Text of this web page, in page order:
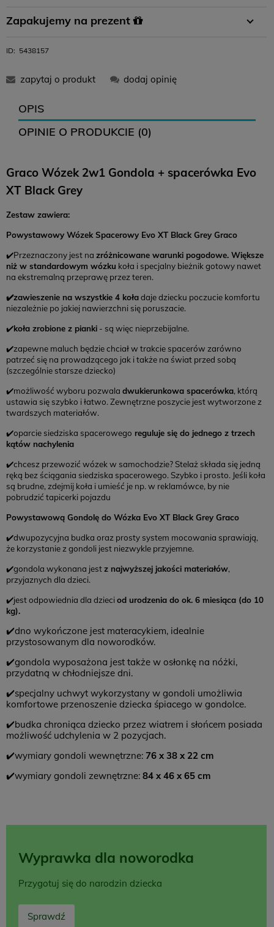
Płatność za
12,99 zł
14,99 zł 18,99 zł 0 zł
Koszt zwrotu: 12,99 (paczkomat)
Brak konieczności drukowania listu przewozowego
Zapakujemy na prezent
ID: 5438157
zapytaj o produkt dodaj opinię
OPIS
OPINIE O PRODUKCIE (0)
Graco Wózek 2w1 Gondola + spacerówka Evo
XT Black Grey
Zestaw zawiera:
Powystawowy Wózek Spacerowy Evo XT Black Grey Graco
✔️Przeznaczony jest na zróżnicowane warunki pogodowe. Większe
niż w standardowym wózku koła i specjalny bieżnik gotowy nawet
na ekstremalną przeprawę przez teren.
✔️zawieszenie na wszystkie 4 koładaje dziecku poczucie komfortu
niezależnie po jakiej nawierzchni się poruszacie.
✔️koła zrobione z pianki - są więc nieprzebijalne.
✔️zapewne maluch będzie chciał w trakcie spacerów zarówno
patrzeć się na prowadzącego jak i także na świat przed sobą
(szczególnie starsze dziecko)
✔️możliwość wyboru pozwala dwukierunkowa spacerówka, którą
ustawia się szybko i łatwo. Zewnętrzne poszycie jest wytworzone z
twardszych materiałów.
✔️oparcie siedziska spacerowego reguluje się do jednego z trzech
kątów nachylenia
✔️chcesz przewozić wózek w samochodzie? Stelaż składa się jedną
ręką bez ściągania siedziska spacerowego. Szybko i prosto. Jeśli koła
są brudne, zdejmij koła i umieść je np. w reklamówce, by nie
pobrudzić tapicerki pojazdu
Powystawową Gondolę do Wózka Evo XT Black Grey Graco
✔️dwupozycyjna budka oraz prosty system mocowania sprawiają,
że korzystanie z gondoli jest niezwykle przyjemne.
✔️gondola wykonana jestz najwyższej jakości materiałów,
przyjaznych dla dzieci.
✔️jest odpowiednia dla dzieciod urodzenia do ok. 6 miesiąca (do 10
kg).
✔️dno wykończone jest materacykiem, idealnie
przystosowanym dla noworodków.
✔️gondola wyposażona jest także w osłonkę na nóżki,
przydatną w chłodniejsze dni.
✔️specjalny uchwyt wykorzystany w gondoli umożliwia
komfortowe przenoszenie dziecka śpiacego w gondolce.
✔️budka chroniąca dziecko przez wiatrem i słońcem posiada
możliwość udchylenia w 2 pozycjach.
✔️wymiary gondoli wewnętrzne: 76 x 38 x 22 cm
✔️wymiary gondoli zewnętrzne: 84 x 46 x 65 cm
Wyprawka dla noworodka
Przygotuj się do narodzin dziecka
Sprawdź